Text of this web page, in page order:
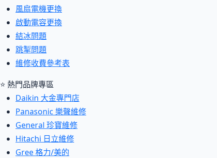
風扇電機更換
啟動電容更換
結冰問題
跳掣問題
維修收費參考表
⭐ 熱門品牌專區
Daikin 大金專門店
Panasonic 樂聲維修
General 珍寶維修
Hitachi 日立維修
Gree 格力/美的